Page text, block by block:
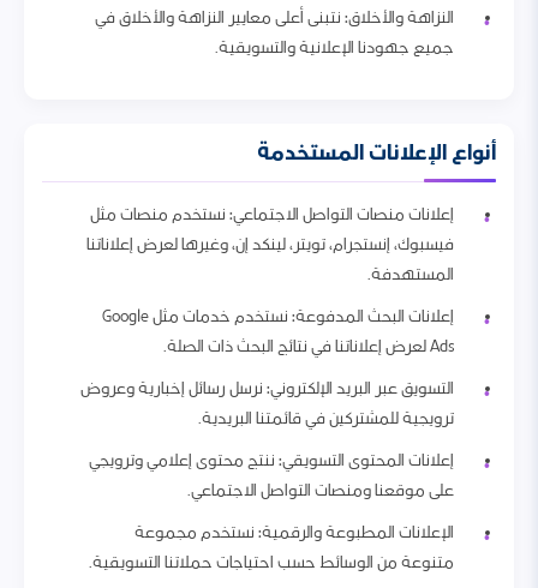
النزاهة والأخلاق: نتبنى أعلى معايير النزاهة والأخلاق في
جميع جهودنا الإعلانية والتسويقية.
أنواع الإعلانات المستخدمة
إعلانات منصات التواصل الاجتماعي: نستخدم منصات مثل
فيسبوك، إنستجرام، تويتر، لينكد إن، وغيرها لعرض إعلاناتنا
المستهدفة.
إعلانات البحث المدفوعة: نستخدم خدمات مثل Google
Ads لعرض إعلاناتنا في نتائج البحث ذات الصلة.
التسويق عبر البريد الإلكتروني: نرسل رسائل إخبارية وعروض
ترويجية للمشتركين في قائمتنا البريدية.
إعلانات المحتوى التسويقي: ننتج محتوى إعلامي وترويجي
على موقعنا ومنصات التواصل الاجتماعي.
الإعلانات المطبوعة والرقمية: نستخدم مجموعة
متنوعة من الوسائط حسب احتياجات حملاتنا التسويقية.